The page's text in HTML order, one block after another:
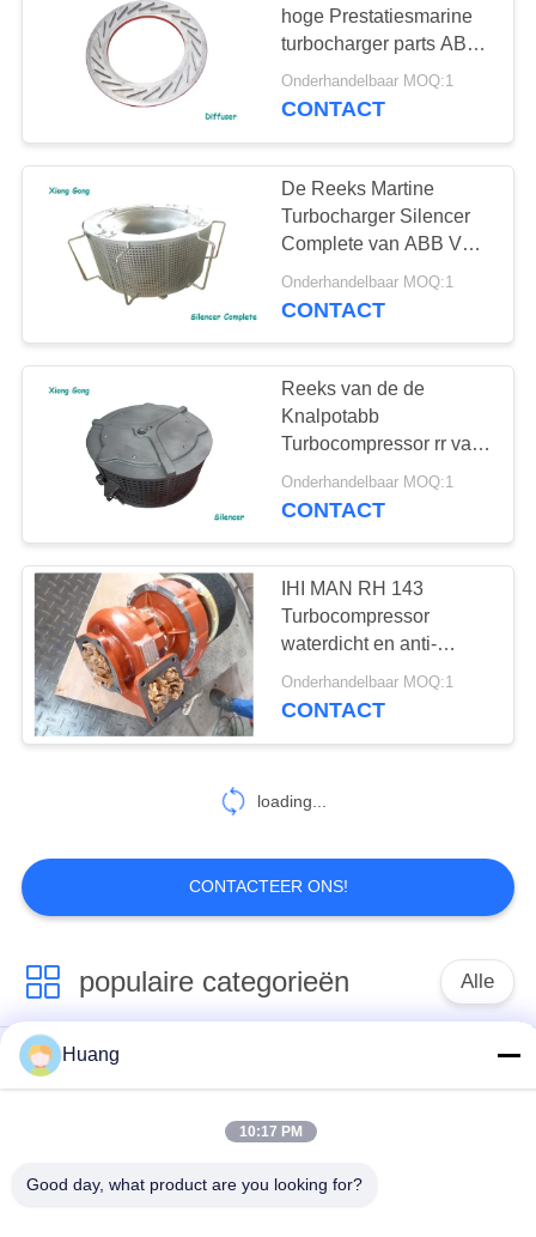
hoge Prestatiesmarine
turbocharger parts ABB
VTR
Onderhandelbaar MOQ:1
CONTACT
De Reeks Martine
Turbocharger Silencer
Complete van ABB VTR
voor Schipdieselmotor
Onderhandelbaar MOQ:1
CONTACT
Reeks van de de
Knalpotabb
Turbocompressor rr van
de Turbo
Onderhandelbaar MOQ:1
CONTACT
IHI MAN RH 143
Turbocompressor
waterdicht en anti-
corrosie
Onderhandelbaar MOQ:1
CONTACT
loading...
CONTACTEER ONS!
populaire categorieën Alle
Marine Turbocharger
Parts
Turbocompressor
IHI-
ONTMOETE
Huang
10:17 PM
Good day, what product are you looking for?